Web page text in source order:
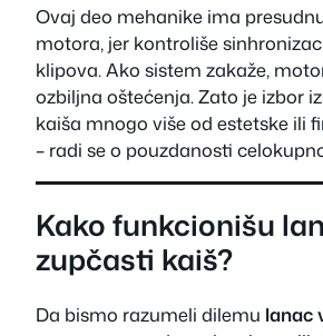
Ovaj deo mehanike ima
motora, jer kontroliše
klipova. Ako sistem zakaže,
ozbiljna oštećenja. Zato je izbor
kaiša mnogo više od estetske ili
– radi se o pouzdanosti
Kako funkcionišu
zupčasti kaiš?
Da bismo razumeli dilemu lanac